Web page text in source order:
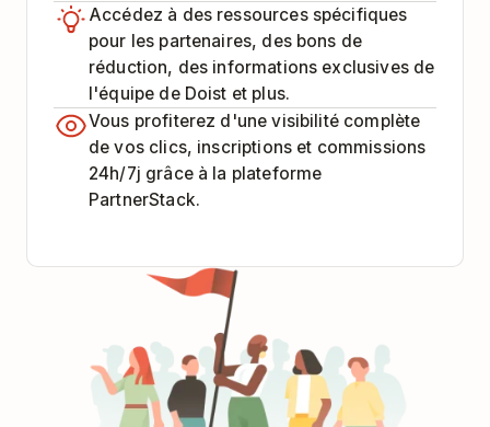
Accédez à des ressources spécifiques
pour les partenaires, des bons de
réduction, des informations exclusives de
l'équipe de Doist et plus.
Vous profiterez d'une visibilité complète
de vos clics, inscriptions et commissions
24h/7j grâce à la plateforme
PartnerStack.